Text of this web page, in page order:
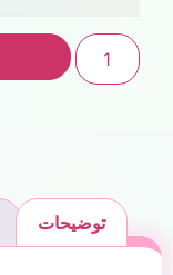
توضیحات